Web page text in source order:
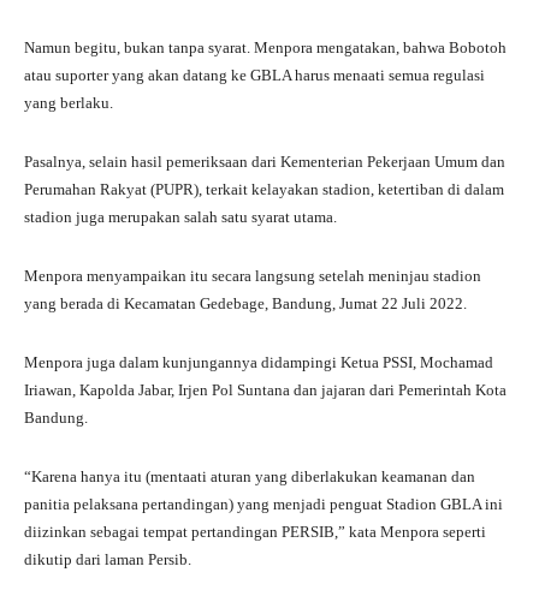
Namun begitu, bukan tanpa syarat. Menpora mengatakan, bahwa Bobotoh
atau suporter yang akan datang ke GBLA harus menaati semua regulasi
yang berlaku.
Pasalnya, selain hasil pemeriksaan dari Kementerian Pekerjaan Umum dan
Perumahan Rakyat (PUPR), terkait kelayakan stadion, ketertiban di dalam
stadion juga merupakan salah satu syarat utama.
Menpora menyampaikan itu secara langsung setelah meninjau stadion
yang berada di Kecamatan Gedebage, Bandung, Jumat 22 Juli 2022.
Menpora juga dalam kunjungannya didampingi Ketua PSSI, Mochamad
Iriawan, Kapolda Jabar, Irjen Pol Suntana dan jajaran dari Pemerintah Kota
Bandung.
“Karena hanya itu (mentaati aturan yang diberlakukan keamanan dan
panitia pelaksana pertandingan) yang menjadi penguat Stadion GBLA ini
diizinkan sebagai tempat pertandingan PERSIB,” kata Menpora seperti
dikutip dari laman Persib.